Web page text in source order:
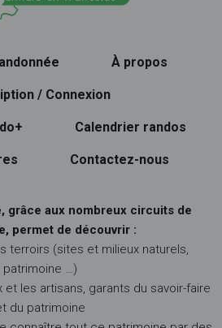
À propos
/ Connexion
Calendrier randos
Contactez-nous
grâce aux nombreux circuits de
permet de découvrir :
terroirs (sites et milieux naturels,
patrimoine …)
les artisans, garants du savoir-faire
du patrimoine